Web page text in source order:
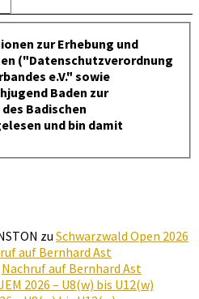
zur Erhebung und
("Datenschutzverordnung
e.V." sowie
Baden zur
Badischen
und bin damit
zu Schwarzwald Open 2026
auf Bernhard Ast
Nachruf auf Bernhard Ast
2026 – U8(w) bis U12(w)